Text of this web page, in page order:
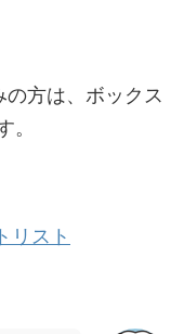
方は、ボックス
。
リスト